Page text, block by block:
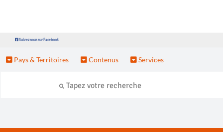
Suivez nous sur Facebook
Pays & Territoires Contenus Services